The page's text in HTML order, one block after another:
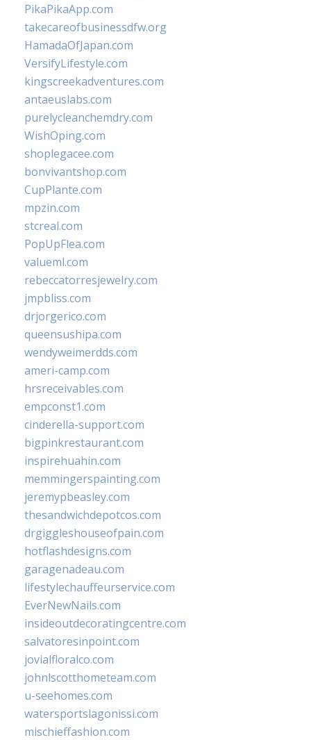
PikaPikaApp.com
takecareofbusinessdfw.org
HamadaOfJapan.com
VersifyLifestyle.com
kingscreekadventures.com
antaeuslabs.com
purelycleanchemdry.com
WishOping.com
shoplegacee.com
bonvivantshop.com
CupPlante.com
mpzin.com
stcreal.com
PopUpFlea.com
valueml.com
rebeccatorresjewelry.com
jmpbliss.com
drjorgerico.com
queensushipa.com
wendyweimerdds.com
ameri-camp.com
hrsreceivables.com
empconst1.com
cinderella-support.com
bigpinkrestaurant.com
inspirehuahin.com
memmingerspainting.com
jeremypbeasley.com
thesandwichdepotcos.com
drgiggleshouseofpain.com
hotflashdesigns.com
garagenadeau.com
lifestylechauffeurservice.com
EverNewNails.com
insideoutdecoratingcentre.com
salvatoresinpoint.com
jovialfloralco.com
johnlscotthometeam.com
u-seehomes.com
watersportslagonissi.com
mischieffashion.com